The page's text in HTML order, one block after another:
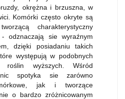
okrężna i brzuszna, w
Komórki często okryte są
charakterystyczny
odznaczają sie wyraźnym
dzięki posiadaniu takich
występują w podobnych
wyższych. Wśród
spotyka sie zarówno
jak i tworzące
o bardzo zróżnicowanym